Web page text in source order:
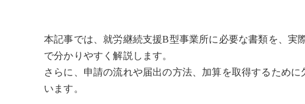
本記事では、就労継続支援B型事業所に必要な書類を、
で分かりやすく解説します。
さらに、申請の流れや届出の方法、加算を取得するため
います。